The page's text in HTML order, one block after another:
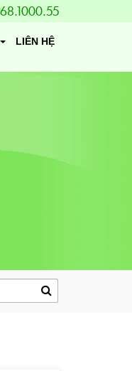
LIÊN HỆ